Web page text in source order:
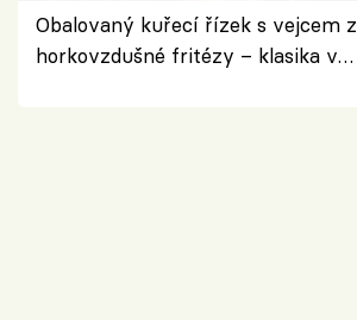
Obalovaný kuřecí řízek s vejcem z
horkovzdušné fritézy – klasika v